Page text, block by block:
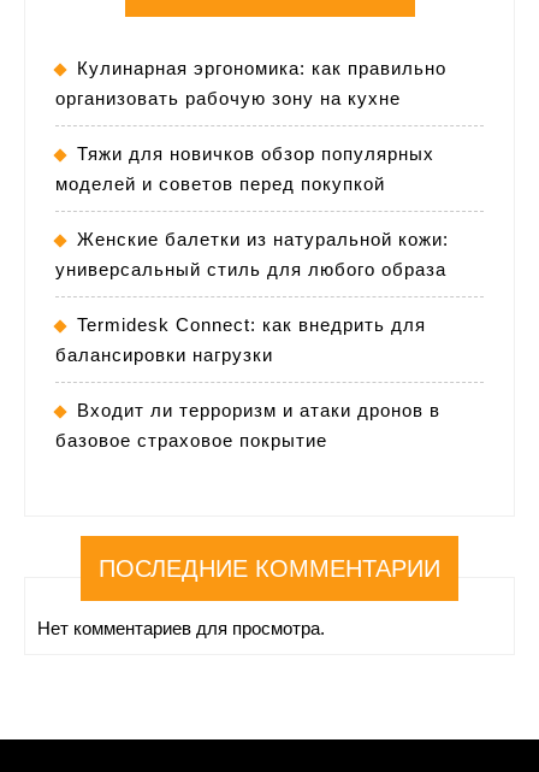
Кулинарная эргономика: как правильно
организовать рабочую зону на кухне
Тяжи для новичков обзор популярных
моделей и советов перед покупкой
Женские балетки из натуральной кожи:
универсальный стиль для любого образа
Termidesk Connect: как внедрить для
балансировки нагрузки
Входит ли терроризм и атаки дронов в
базовое страховое покрытие
ПОСЛЕДНИЕ КОММЕНТАРИИ
Нет комментариев для просмотра.